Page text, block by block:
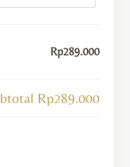
Rp289.000
Rp289.000